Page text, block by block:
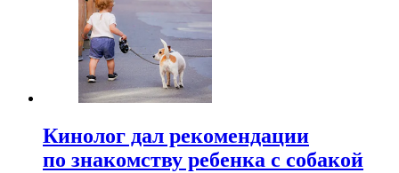
Кинолог дал рекомендации
по знакомству ребенка с собакой